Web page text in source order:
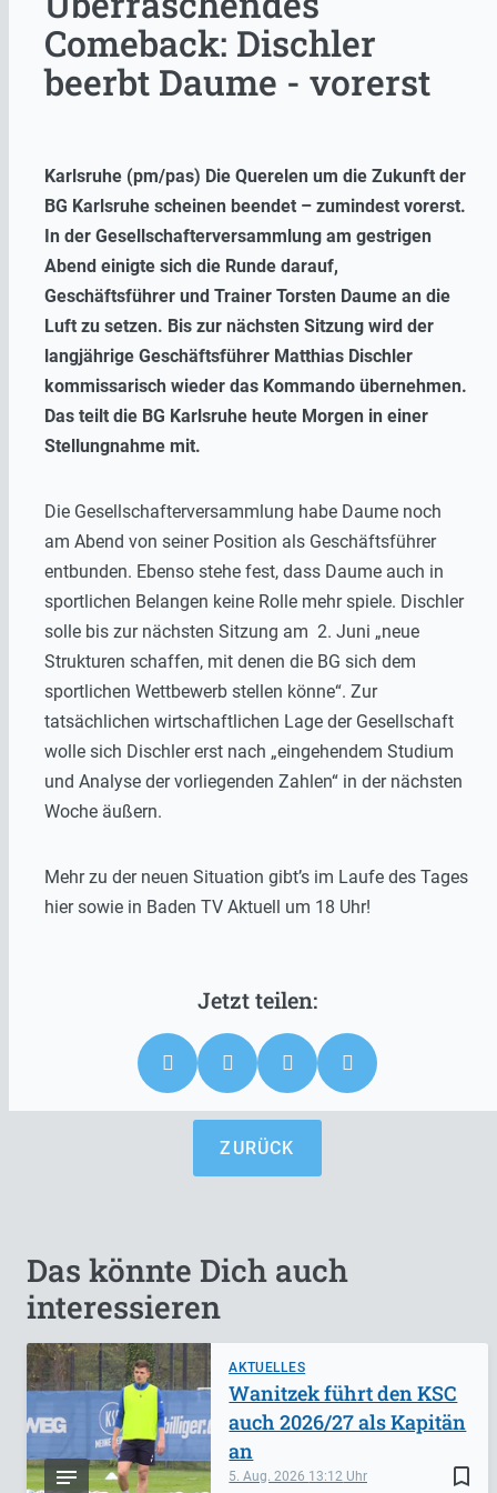
Comeback: Dischler
beerbt Daume - vorerst
Karlsruhe (pm/pas) Die Querelen um die Zukunft der
BG Karlsruhe scheinen beendet – zumindest vorerst.
In der Gesellschafterversammlung am gestrigen
Abend einigte sich die Runde darauf,
Geschäftsführer und Trainer Torsten Daume an die
Luft zu setzen. Bis zur nächsten Sitzung wird der
langjährige Geschäftsführer Matthias Dischler
kommissarisch wieder das Kommando übernehmen.
Das teilt die BG Karlsruhe heute Morgen in einer
Stellungnahme mit.
Die Gesellschafterversammlung habe Daume noch
am Abend von seiner Position als Geschäftsführer
entbunden. Ebenso stehe fest, dass Daume auch in
sportlichen Belangen keine Rolle mehr spiele. Dischler
solle bis zur nächsten Sitzung am 2. Juni „neue
Strukturen schaffen, mit denen die BG sich dem
sportlichen Wettbewerb stellen könne“. Zur
tatsächlichen wirtschaftlichen Lage der Gesellschaft
wolle sich Dischler erst nach „eingehendem Studium
und Analyse der vorliegenden Zahlen“ in der nächsten
Woche äußern.
Mehr zu der neuen Situation gibt’s im Laufe des Tages
hier sowie in Baden TV Aktuell um 18 Uhr!
ZURÜCK
Das könnte Dich auch
interessieren
AKTUELLES
bookmark_border
5. Aug. 2026 13:12
Wanitzek führt den KSC
auch 2026/27 als Kapitän
an